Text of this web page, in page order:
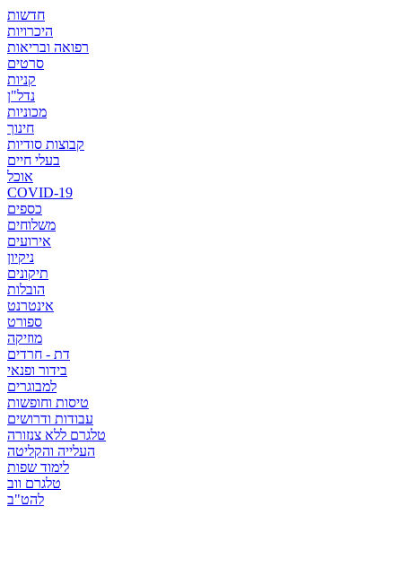
חדשות
היכרויות
רפואה ובריאות
סרטים
קניות
נדל"ן
מכוניות
חינוך
קבוצות סודיות
בעלי חיים
אוכל
COVID-19
כספים
משלוחים
אירועים
ניקיון
תיקונים
הובלות
אינטרנט
ספורט
מוזיקה
דת - חרדים
בידור ופנאי
למבוגרים
טיסות וחופשות
עבודות ודרושים
טלגרם ללא צנזורה
העלייה והקליטה
לימוד שפות
טלגרם ווב
להט"ב